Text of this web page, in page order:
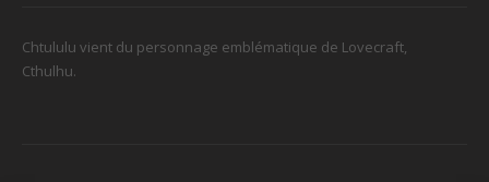
Chtululu vient du personnage emblématique de Lovecraft,
Cthulhu.